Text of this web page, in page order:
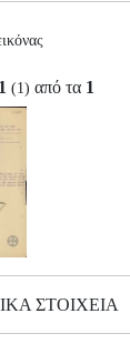
(1) από τα 1
ΣΤΟΙΧΕΊΑ